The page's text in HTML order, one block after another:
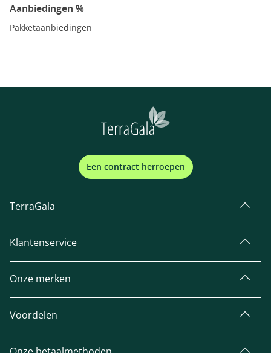
Aanbiedingen %
Pakketaanbiedingen
Een contract herroepen
TerraGala
Klantenservice
Onze merken
Voordelen